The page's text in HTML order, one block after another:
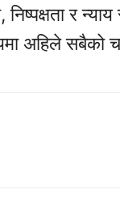
निष्पक्षता र
अहिले सबैको